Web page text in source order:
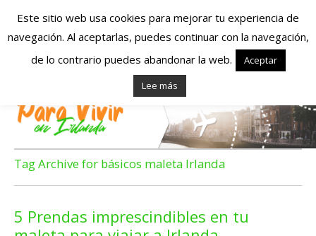
Españoles en
Irlanda – Vivir en
Irlanda – Trabajo
en Irlanda –
Alojamiento en
Tag Archive for básicos maleta Irlanda
5 Prendas imprescindibles en tu
Este sitio web usa cookies para mejorar tu experiencia de
navegación. Al aceptarlas, puedes continuar con la navegación,
de lo contrario puedes abandonar la web.
Aceptar
Lee más